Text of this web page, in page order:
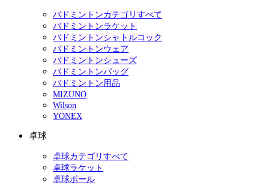
バドミントンカテゴリすべて
バドミントンラケット
バドミントンシャトルコック
バドミントンウェア
バドミントンシューズ
バドミントンバッグ
バドミントン用品
MIZUNO
Wilson
YONEX
卓球
卓球カテゴリすべて
卓球ラケット
卓球ボール